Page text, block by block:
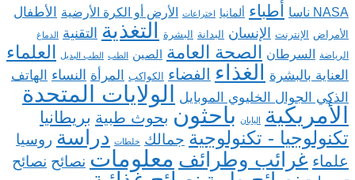
NASA ناسا أطباء ألمانيا اختراعات الأرض أو الكرة الأرضية الأطفال
الأمراض الإنترنت الإنسان البدانة البشرة التغذية التقنية الدماغ
الرياضة السرطان الصحة العامة الصين الطب الطب البديل العلماء
العناية بالبشرة الغذاء الفضاء الكواكب المرأة النساء
الهاتف
الذكي الجوال الخليوي الموبايل
الولايات المتحدة
الأمريكية
اليابان باحثون بحوث طبية بريطانيا
تكنولوجيا - تكنولوجية جمالك خلطات دراسة روسيا
علماء غرائب وطرائف معلومات نصائح نصائح